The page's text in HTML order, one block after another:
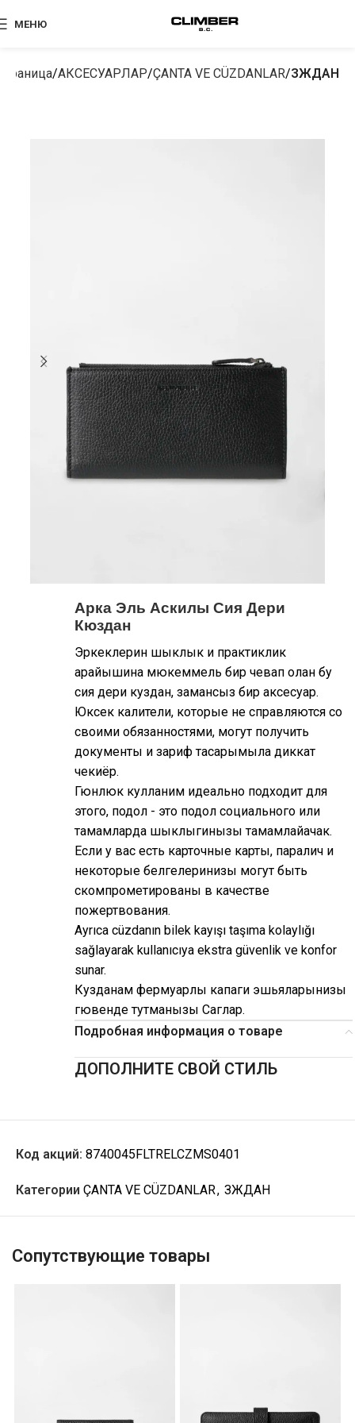
МЕНЮ
АКСЕСУАРЛАР ÇANTA VE CÜZDANLAR ЗЖДАН
Арка Эль Аскилы Сия Дери
Кюздан
Эркеклерин шыклык и практиклик
арайышина мюкеммель бир чевап олан бу
сия дери куздан, замансыз бир аксесуар.
Юксек калители, которые не справляются со
своими обязанностями, могут получить
документы и зариф тасарымыла диккат
чекиёр.
Гюнлюк кулланим идеально подходит для
этого, подол - это подол социального или
тамамларда шыклыгинызы тамамлайачак.
Если у вас есть карточные карты, паралич и
некоторые белгелеринизы могут быть
скомпрометированы в качестве
пожертвования.
Ayrıca cüzdanın bilek kayışı taşıma kolaylığı
sağlayarak kullanıcıya ekstra güvenlik ve konfor
sunar.
Кузданам фермуарлы капаги эшьяларынизы
гювенде тутманызы Саглар.
Подробная информация о товаре
ДОПОЛНИТЕ СВОЙ СТИЛЬ
Код акций: 8740045FLTRELCZMS0401
Категории ÇANTA VE CÜZDANLAR, ЗЖДАН
Сопутствующие товары